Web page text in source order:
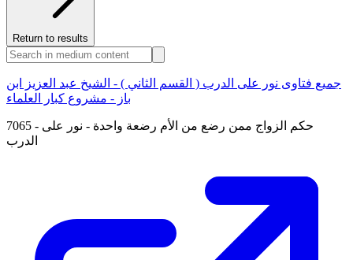
Return to results
جميع فتاوى نور على الدرب ( القسم الثاني ) - الشيخ عبد العزيز ابن
باز - مشروع كبار العلماء
7065 - حكم الزواج ممن رضع من الأم رضعة واحدة - نور على
الدرب